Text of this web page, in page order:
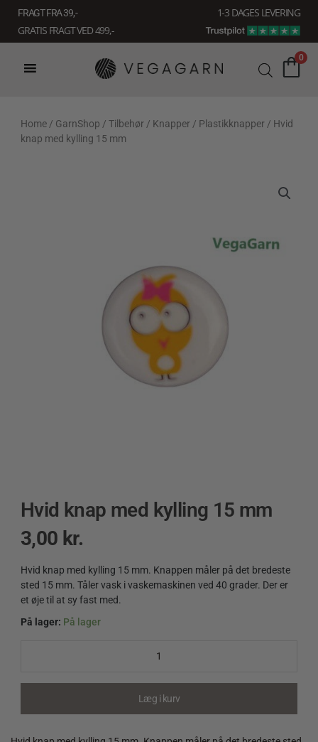
indholdet
FRAGT FRA 39, -
1-3 DAGES LEVERING
GRATIS FRAGT VED 499,-
0
Home / GarnShop / Tilbehør / Knapper / Plastikknapper / Hvid
knap med kylling 15 mm
Hvid knap med kylling 15 mm
3,00 kr.
Hvid knap med kylling 15 mm. Knappen måler på det bredeste
sted 15 mm. Tåler vask i vaskemaskinen ved 40 grader. Der er
et øje til at sy fast med.
På lager: På lager
Læg i kurv